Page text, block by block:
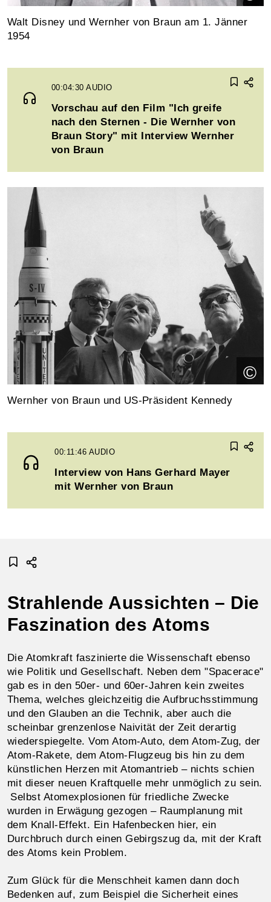
Walt Disney und Wernher von Braun am 1. Jänner
1954
00:04:30AUDIO
Vorschau auf den Film "Ich greife
nach den Sternen - Die Wernher von
Braun Story" mit Interview Wernher
von Braun
©
Wernher von Braun und US-Präsident Kennedy
00:11:46 AUDIO
Interview von Hans Gerhard Mayer
mit Wernher von Braun
Strahlende Aussichten – Die
Faszination des Atoms
Die Atomkraft faszinierte die Wissenschaft ebenso
wie Politik und Gesellschaft. Neben dem "Spacerace"
gab es in den 50er- und 60er-Jahren kein zweites
Thema, welches gleichzeitig die Aufbruchsstimmung
und den Glauben an die Technik, aber auch die
scheinbar grenzenlose Naivität der Zeit derartig
wiederspiegelte. Vom Atom-Auto, dem Atom-Zug, der
Atom-Rakete, dem Atom-Flugzeug bis hin zu dem
künstlichen Herzen mit Atomantrieb – nichts schien
mit dieser neuen Kraftquelle mehr unmöglich zu sein.
Selbst Atomexplosionen für friedliche Zwecke
wurden in Erwägung gezogen – Raumplanung mit
dem Knall-Effekt. Ein Hafenbecken hier, ein
Durchbruch durch einen Gebirgszug da, mit der Kraft
des Atoms kein Problem.
Zum Glück für die Menschheit kamen dann doch
Bedenken auf, zum Beispiel die Sicherheit eines